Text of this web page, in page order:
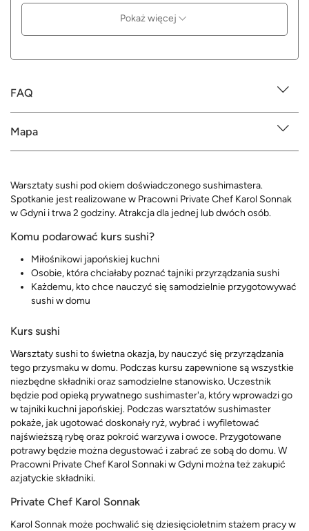
Pokaż więcej
FAQ
Mapa
Warsztaty sushi pod okiem doświadczonego sushimastera.
Spotkanie jest realizowane w Pracowni Private Chef Karol Sonnak
w Gdyni i trwa 2 godziny. Atrakcja dla jednej lub dwóch osób.
Komu podarować kurs sushi?
Miłośnikowi japońskiej kuchni
Osobie, która chciałaby poznać tajniki przyrządzania sushi
Każdemu, kto chce nauczyć się samodzielnie przygotowywać
sushi w domu
Kurs sushi
Warsztaty sushi to świetna okazja, by nauczyć się przyrządzania
tego przysmaku w domu. Podczas kursu zapewnione są wszystkie
niezbędne składniki oraz samodzielne stanowisko. Uczestnik
będzie pod opieką prywatnego sushimaster'a, który wprowadzi go
w tajniki kuchni japońskiej. Podczas warsztatów sushimaster
pokaże, jak ugotować doskonały ryż, wybrać i wyfiletować
najświeższą rybę oraz pokroić warzywa i owoce. Przygotowane
potrawy będzie można degustować i zabrać ze sobą do domu. W
Pracowni Private Chef Karol Sonnaki w Gdyni można też zakupić
azjatyckie składniki.
Private Chef Karol Sonnak
Karol Sonnak może pochwalić się dziesięcioletnim stażem pracy w